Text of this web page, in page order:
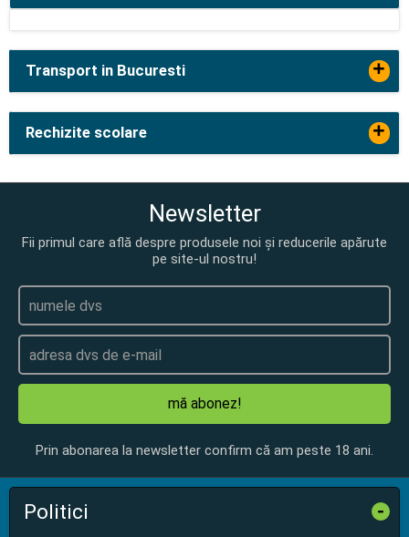
Transport in Bucuresti +
Rechizite scolare +
Newsletter
Fii primul care află despre produsele noi și reducerile apărute
pe site-ul nostru!
mă abonez!
Prin abonarea la newsletter confirm că am peste 18 ani.
Politici -